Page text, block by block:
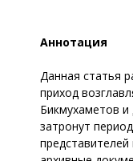
Аннотация
Данная статья
приход
Бикмухаметов
затронут